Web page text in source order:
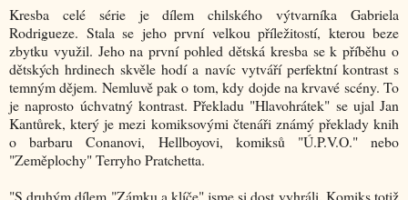
Kresba celé série je dílem chilského výtvarníka Gabriela
Rodrigueze. Stala se jeho první velkou příležitostí, kterou beze
zbytku využil. Jeho na první pohled dětská kresba se k příběhu o
dětských hrdinech skvěle hodí a navíc vytváří perfektní kontrast s
temným dějem. Nemluvě pak o tom, kdy dojde na krvavé scény. To
je naprosto úchvatný kontrast. Překladu "Hlavohrátek" se ujal Jan
Kantůrek, který je mezi komiksovými čtenáři známý překlady knih
o barbaru Conanovi, Hellboyovi, komiksů "Ú.P.V.O." nebo
"Zeměplochy" Terryho Pratchetta.